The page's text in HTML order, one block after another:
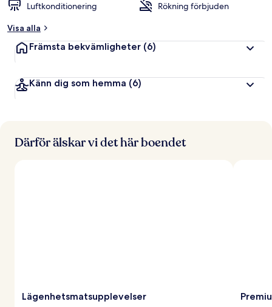
Luftkonditionering
Rökning förbjuden
Visa alla
Främsta bekvämligheter (6)
Känn dig som hemma (6)
Därför älskar vi det här boendet
Lägenhetsmatsupplevelser